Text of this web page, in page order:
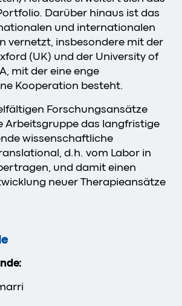
Darüber hinaus ist das
und internationalen
vernetzt, insbesondere mit der
(UK) und der University of
mit der eine enge
Kooperation besteht.
Forschungsansätze
Arbeitsgruppe das langfristige
wissenschaftliche
d.h. vom Labor in
und damit einen
neuer Therapieansätze